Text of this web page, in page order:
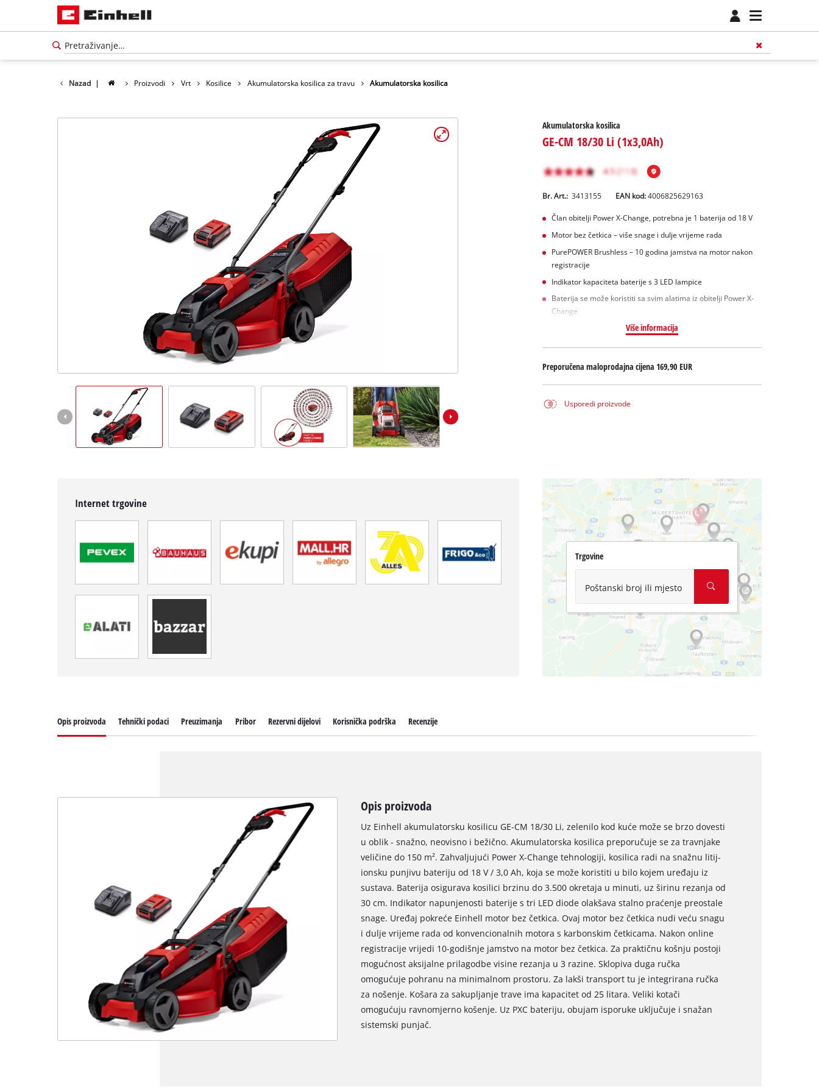
Nazad | Proizvodi Vrt Kosilice Akumulatorska kosilica za travu Akumulatorska kosilica
Akumulatorska kosilica
GE-CM 18/30 Li (1x3,0Ah)
Br. Art.: 3413155 EAN kod:4006825629163
Član obitelji Power X-Change, potrebna je 1 baterija od 18 V
Motor bez četkica – više snage i dulje vrijeme rada
PurePOWER Brushless – 10 godina jamstva na motor nakon
registracije
Indikator kapaciteta baterije s 3 LED lampice
Baterija se može koristiti sa svim alatima iz obitelji Power X-
Change
Više informacija
Preporučena maloprodajna cijena 169,90 EUR
Usporedi proizvode
Internet trgovine
Trgovine
Poštanski broj ili mjesto
Opis proizvoda Tehnički podaci Preuzimanja Pribor Rezervni dijelovi Korisnička podrška Recenzije
Opis proizvoda
Uz Einhell akumulatorsku kosilicu GE-CM 18/30 Li, zelenilo kod kuće može se brzo dovesti
u oblik - snažno, neovisno i bežično. Akumulatorska kosilica preporučuje se za travnjake
veličine do 150 m². Zahvaljujući Power X-Change tehnologiji, kosilica radi na snažnu litij-
ionsku punjivu bateriju od 18 V / 3,0 Ah, koja se može koristiti u bilo kojem uređaju iz
sustava. Baterija osigurava kosilici brzinu do 3.500 okretaja u minuti, uz širinu rezanja od
30 cm. Indikator napunjenosti baterije s tri LED diode olakšava stalno praćenje preostale
snage. Uređaj pokreće Einhell motor bez četkica. Ovaj motor bez četkica nudi veću snagu
i dulje vrijeme rada od konvencionalnih motora s karbonskim četkicama. Nakon online
registracije vrijedi 10-godišnje jamstvo na motor bez četkica. Za praktičnu košnju postoji
mogućnost aksijalne prilagodbe visine rezanja u 3 razine. Sklopiva duga ručka
omogućuje pohranu na minimalnom prostoru. Za lakši transport tu je integrirana ručka
za nošenje. Košara za sakupljanje trave ima kapacitet od 25 litara. Veliki kotači
omogućuju ravnomjerno košenje. Uz PXC bateriju, obujam isporuke uključuje i snažan
sistemski punjač.